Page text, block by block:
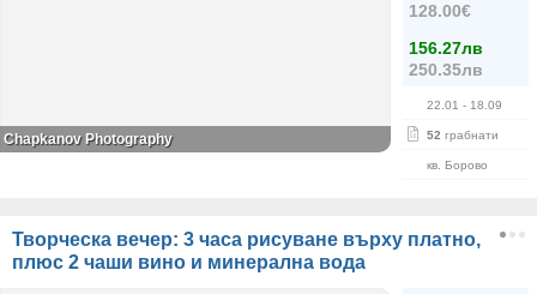
128.00€
156.27лв
250.35лв
22.01 - 18.09
52 грабнати
кв. Борово
Chapkanov Photography
Творческа вечер: 3 часа рисуване върху платно,
плюс 2 чаши вино и минерална вода